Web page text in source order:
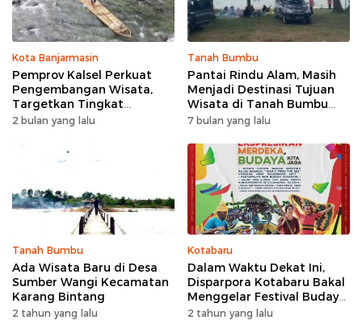
Kota Banjarmasin
Pemprov Kalsel Perkuat
Pengembangan Wisata,
Targetkan Tingkat
Kunjungan Naik 5 Persen di
2 bulan yang lalu
Tanah Bumbu
Pantai Rindu Alam, Masih
Menjadi Destinasi Tujuan
Wisata di Tanah Bumbu
dengan Rindangnya Pohon
7 bulan yang lalu
Tanah Bumbu
Ada Wisata Baru di Desa
Sumber Wangi Kecamatan
Karang Bintang
2 tahun yang lalu
Kotabaru
Dalam Waktu Dekat Ini,
Disparpora Kotabaru Bakal
Menggelar Festival Budaya
Saijaan 2024
2 tahun yang lalu